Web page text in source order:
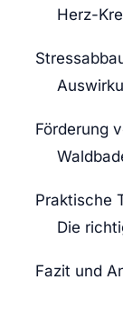
Herz-
Förderung
Praktische
Die
Fazit und